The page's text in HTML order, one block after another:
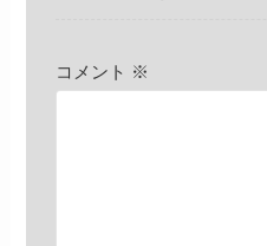
コメント ※